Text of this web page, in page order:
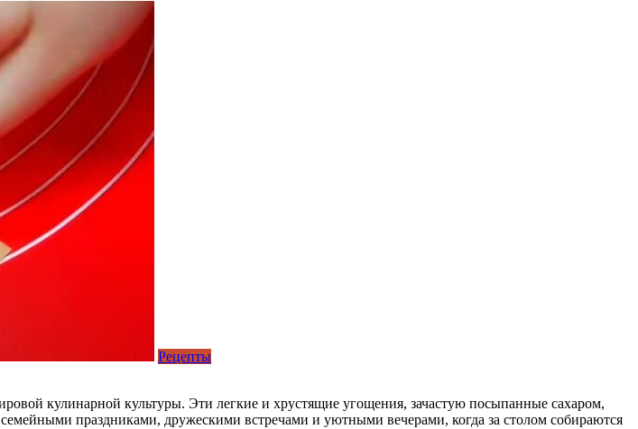
Рецепты
кулинарной культуры. Эти легкие и хрустящие угощения, зачастую посыпанные сахаром,
праздниками, дружескими встречами и уютными вечерами, когда за столом собираются